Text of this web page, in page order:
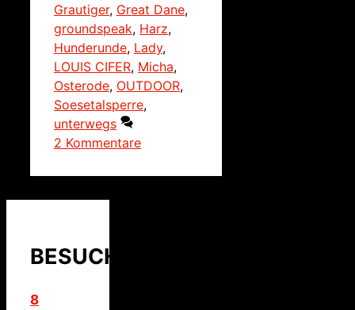
Grautiger, Great Dane,
groundspeak, Harz,
Hunderunde, Lady,
LOUIS CIFER, Micha,
Osterode, OUTDOOR,
Soesetalsperre,
unterwegs
2 Kommentare
BESUCHER
8